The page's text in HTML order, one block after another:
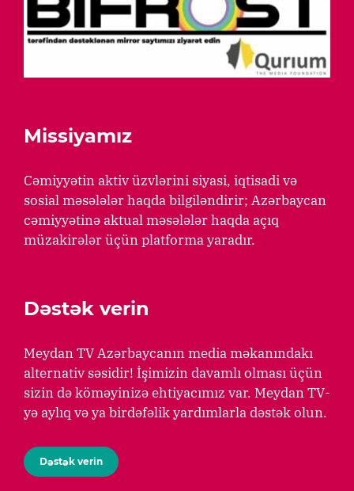
Missiyamız
Cəmiyyətin aktiv üzvlərini siyasi, iqtisadi və
sosial məsələlər haqda bilgiləndirir; Azərbaycan
cəmiyyətinə aktual məsələlər haqda açıq
müzakirələr üçün platforma yaradır.
Dəstək verin
Meydan TV Azərbaycanın media məkanındakı
alternativ səsidir! İşimizin davamlı olması üçün
sizin də köməyinizə ehtiyacımız var. Meydan TV-
yə aylıq və ya birdəfəlik yardımlarla dəstək olun.
Dəstək verin